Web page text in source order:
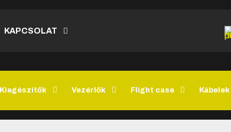
KAPCSOLAT
Kiegészítők Vezérlők Flight case Kábelek